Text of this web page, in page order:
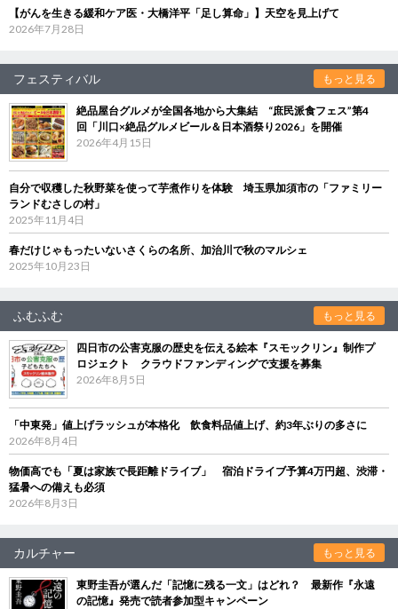
【がんを生きる緩和ケア医・大橋洋平「足し算命」】天空を見上げて
2026年7月28日
フェスティバル もっと見る
絶品屋台グルメが全国各地から大集結 “庶民派食フェス”第4
回「川口×絶品グルメビール＆日本酒祭り2026」を開催
2026年4月15日
自分で収穫した秋野菜を使って芋煮作りを体験 埼玉県加須市の「ファミリー
ランドむさしの村」
2025年11月4日
春だけじゃもったいないさくらの名所、加治川で秋のマルシェ
2025年10月23日
ふむふむ もっと見る
四日市の公害克服の歴史を伝える絵本『スモックリン』制作プ
ロジェクト クラウドファンディングで支援を募集
2026年8月5日
「中東発」値上げラッシュが本格化 飲食料品値上げ、約3年ぶりの多さに
2026年8月4日
物価高でも「夏は家族で長距離ドライブ」 宿泊ドライブ予算4万円超、渋滞・
猛暑への備えも必須
2026年8月3日
カルチャー もっと見る
東野圭吾が選んだ「記憶に残る一文」はどれ？ 最新作『永遠
の記憶』発売で読者参加型キャンペーン